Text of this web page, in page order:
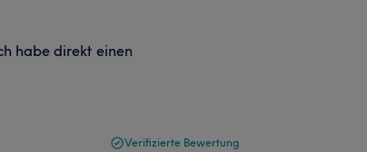
habe direkt einen
Verifizierte Bewertung